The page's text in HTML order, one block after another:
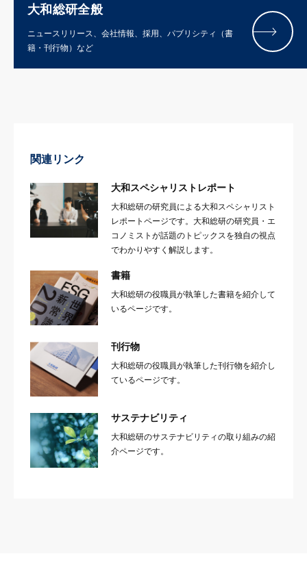
大和総研全般
ニュースリリース、会社情報、採用、パブリシティ（書
籍・刊行物）など
関連リンク
大和スペシャリストレポート
大和総研の研究員による大和スペシャリスト
レポートページです。大和総研の研究員・エ
コノミストが話題のトピックスを独自の視点
でわかりやすく解説します。
書籍
大和総研の役職員が執筆した書籍を紹介して
いるページです。
刊行物
大和総研の役職員が執筆した刊行物を紹介し
ているページです。
サステナビリティ
大和総研のサステナビリティの取り組みの紹
介ページです。